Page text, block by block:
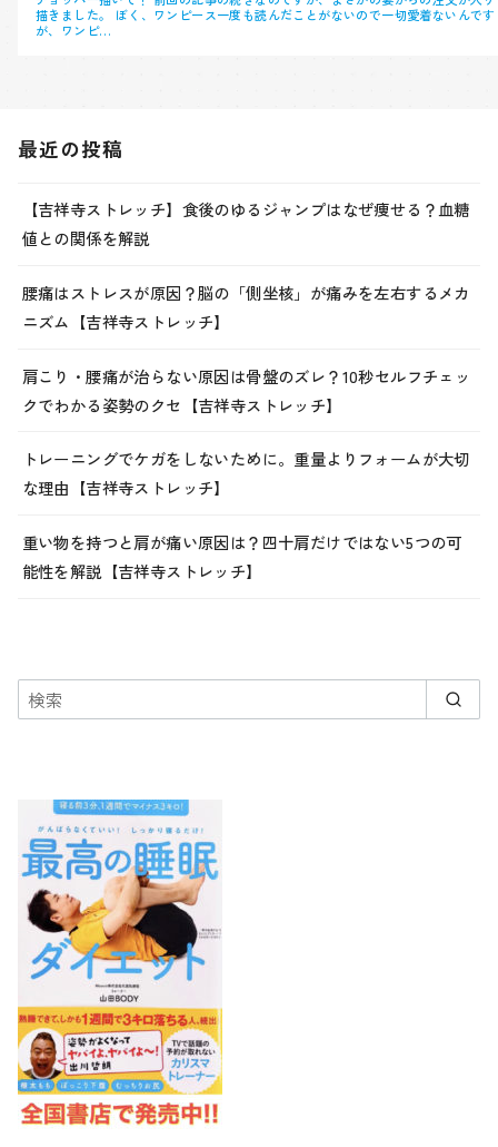
描きました。 ぼく、ワンピース一度も読んだことがないので一切愛着ないんです
が、ワンピ…
最近の投稿
【吉祥寺ストレッチ】食後のゆるジャンプはなぜ痩せる？血糖
値との関係を解説
腰痛はストレスが原因？脳の「側坐核」が痛みを左右するメカ
ニズム【吉祥寺ストレッチ】
肩こり・腰痛が治らない原因は骨盤のズレ？10秒セルフチェッ
クでわかる姿勢のクセ【吉祥寺ストレッチ】
トレーニングでケガをしないために。重量よりフォームが大切
な理由【吉祥寺ストレッチ】
重い物を持つと肩が痛い原因は？四十肩だけではない5つの可
能性を解説【吉祥寺ストレッチ】